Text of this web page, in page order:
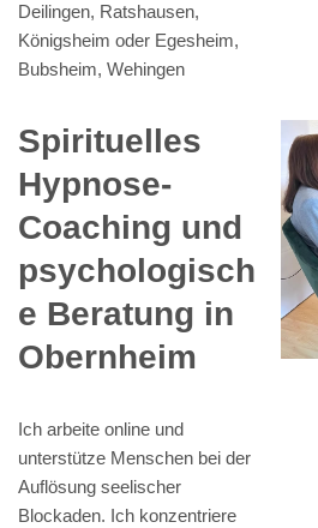
Deilingen, Ratshausen,
Königsheim oder Egesheim,
Bubsheim, Wehingen
Spirituelles
Hypnose-
Coaching und
psychologisch
e Beratung in
Obernheim
Ich arbeite online und
unterstütze Menschen bei der
Auflösung seelischer
Blockaden. Ich konzentriere